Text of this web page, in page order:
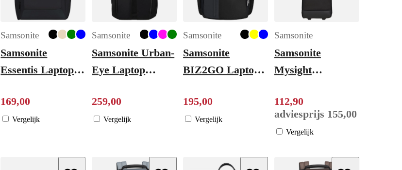
Samsonite
Samsonite
Essentis Laptop
- 30.5 liter - 15.6"
laptopvak - black
169,00
Vergelijk
Samsonite
Samsonite Urban-
Eye Laptop
black
259,00
Vergelijk
Samsonite
Samsonite
BIZ2GO Laptop
Daytrip black
195,00
Vergelijk
Samsonite
Samsonite
Mysight
17.3'' black
112,90
adviesprijs 155,00
Vergelijk